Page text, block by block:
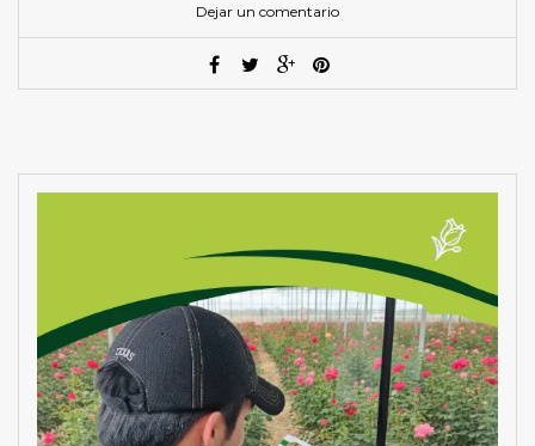
Dejar un comentario